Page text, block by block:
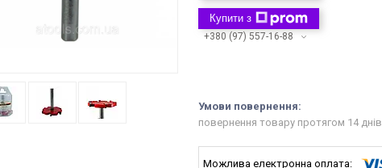
Купити з
+380 (97) 557-16-88
повернення товару протягом 14 днів